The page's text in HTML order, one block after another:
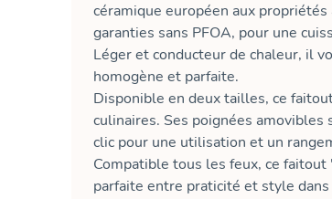
céramique européen aux
garanties sans PFOA, pour une
Léger et conducteur de chaleur, il
homogène et parfaite.
Disponible en deux tailles, ce
culinaires. Ses poignées
clic pour une utilisation et un
Compatible tous les feux, ce
parfaite entre praticité et style